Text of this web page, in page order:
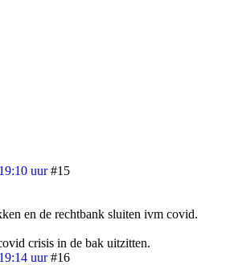
uur #15
en de rechtbank sluiten ivm covid.
crisis in de bak uitzitten.
uur #16